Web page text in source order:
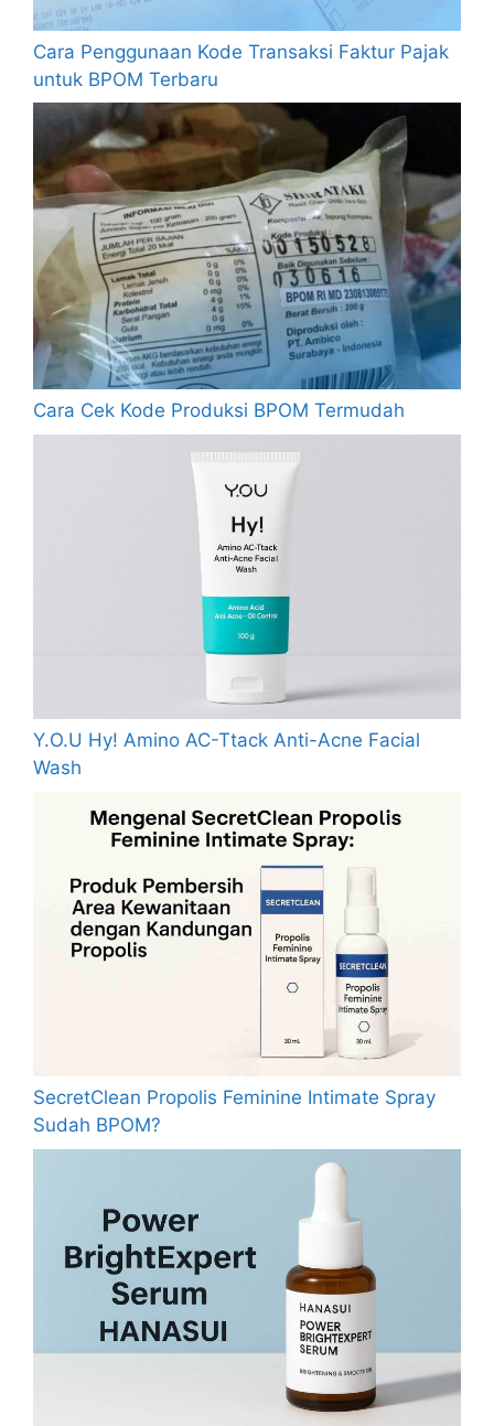
Cara Penggunaan Kode Transaksi Faktur Pajak
untuk BPOM Terbaru
Cara Cek Kode Produksi BPOM Termudah
Y.O.U Hy! Amino AC-Ttack Anti-Acne Facial
Wash
SecretClean Propolis Feminine Intimate Spray
Sudah BPOM?